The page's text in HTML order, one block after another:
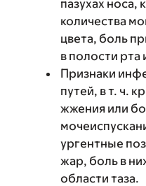
пазухах носа,
количества
цвета, боль
в полости
Признаки
путей, в т. ч.
жжения или
ургентные
жар, боль в
области таза.